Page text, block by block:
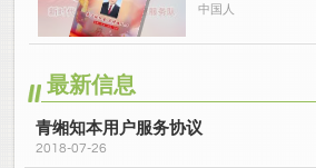
中国人
最新信息
青缃知本用户服务协议
2018-07-26